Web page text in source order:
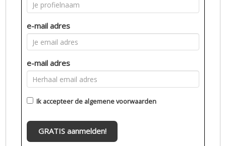
e-mail adres
e-mail adres
Ik accepteer de algemene voorwaarden
GRATIS aanmelden!